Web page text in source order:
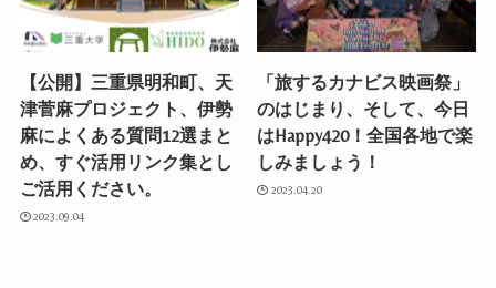
【公開】三重県明和町、天
津菅麻プロジェクト、伊勢
麻によくある質問12選まと
め、すぐ活用リンク集とし
ご活用ください。
2023.09.04
「旅するカナビス映画祭」
のはじまり、そして、今日
はHappy420！全国各地で楽
しみましょう！
2023.04.20